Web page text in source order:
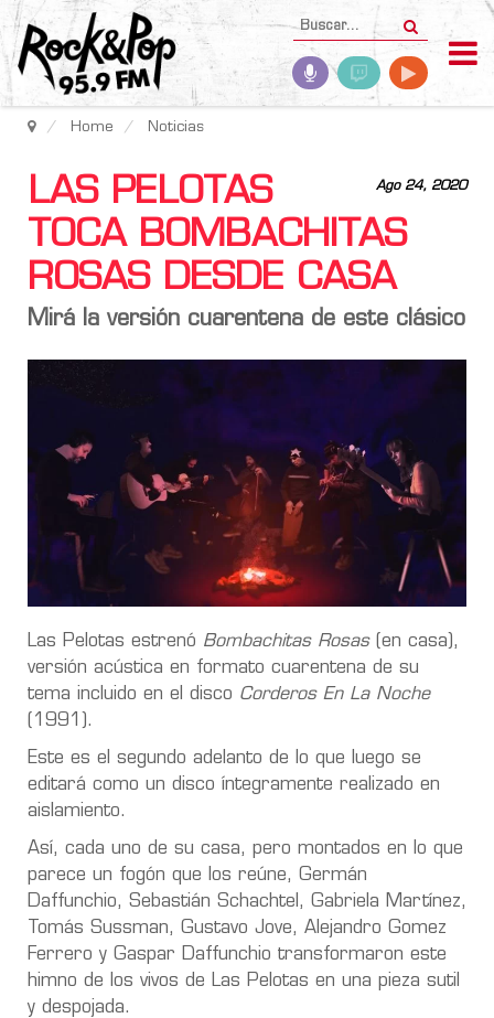
Home Noticias
Ago 24, 2020
LAS PELOTAS
TOCA BOMBACHITAS
ROSAS DESDE CASA
Mirá la versión cuarentena de este clásico
Las Pelotas estrenó Bombachitas Rosas(en casa),
versión acústica en formato cuarentena de su
tema incluido en el disco Corderos En La Noche
(1991).
Este es el segundo adelanto de lo que luego se
editará como un disco íntegramente realizado en
aislamiento.
Así, cada uno de su casa, pero montados en lo que
parece un fogón que los reúne, Germán
Daffunchio, Sebastián Schachtel, Gabriela Martínez,
Tomás Sussman, Gustavo Jove, Alejandro Gomez
Ferrero y Gaspar Daffunchio transformaron este
himno de los vivos de Las Pelotas en una pieza sutil
y despojada.